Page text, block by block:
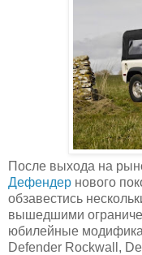
После выхода на
Дефендер нового
обзавестись
вышедшими
юбилейные
Defender Rockwall,